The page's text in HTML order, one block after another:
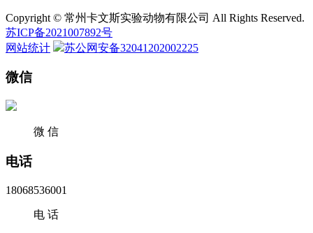
Copyright © 常州卡文斯实验动物有限公司 All Rights Reserved.
苏ICP备2021007892号
网站统计
苏公网安备32041202002225
微信
微 信
电话
18068536001
电 话